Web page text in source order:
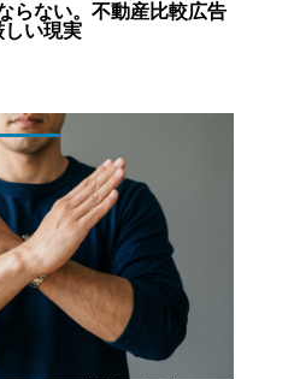
らない。不動産比較広告
しい現実